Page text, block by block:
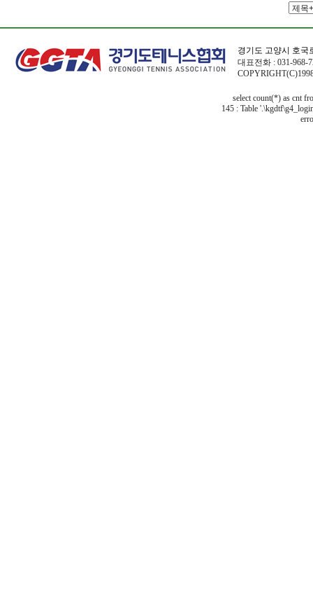
경기도 고양시 호국
대표전화 : 031-968-
select count(*) as cnt
145 : Table